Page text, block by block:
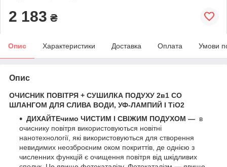
2 183 ₴
Опис Характеристики Доставка Оплата Умови
Опис
ОЧИСНИК ПОВІТРЯ + СУШИЛКА ПОДУХУ 2в1 СО
ШЛАНГОМ ДЛЯ СЛИВА ВОДИ, УФ-ЛАМПИЙ І TiO2
ДИХАЙТЕчимо ЧИСТИМ І СВІЖИМ ПОДУХОМ — в
очиснику повітря використовуються новітні
нанотехнології, які використовуються для створення
невидимих неозброєним оком покриттів, де однією з
численних функцій є очищення повітря від шкідливих